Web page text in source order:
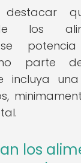
destacar
los
se
parte
incluya
los